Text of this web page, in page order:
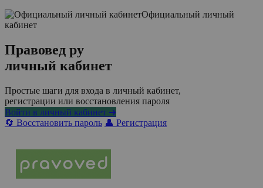
Официальный личный
кабинет
Правовед ру
личный кабинет
Простые шаги для входа в личный кабинет,
регистрации или восстановления пароля
Войти в личный кабинет ➜
🔄 Восстановить пароль 👤 Регистрация